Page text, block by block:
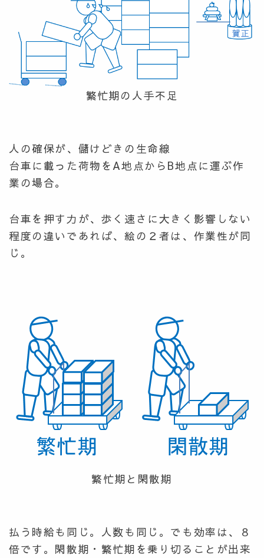
繁忙期の人手不足
人の確保が、儲けどきの生命線
台車に載った荷物をA地点からB地点に運ぶ作
業の場合。
台車を押す力が、歩く速さに大きく影響しない
程度の違いであれば、絵の２者は、作業性が同
じ。
繁忙期と閑散期
払う時給も同じ。人数も同じ。でも効率は、８
倍です。閑散期・繁忙期を乗り切ることが出来